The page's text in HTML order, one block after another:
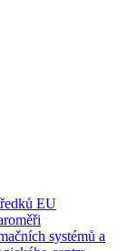
EU
systémů a